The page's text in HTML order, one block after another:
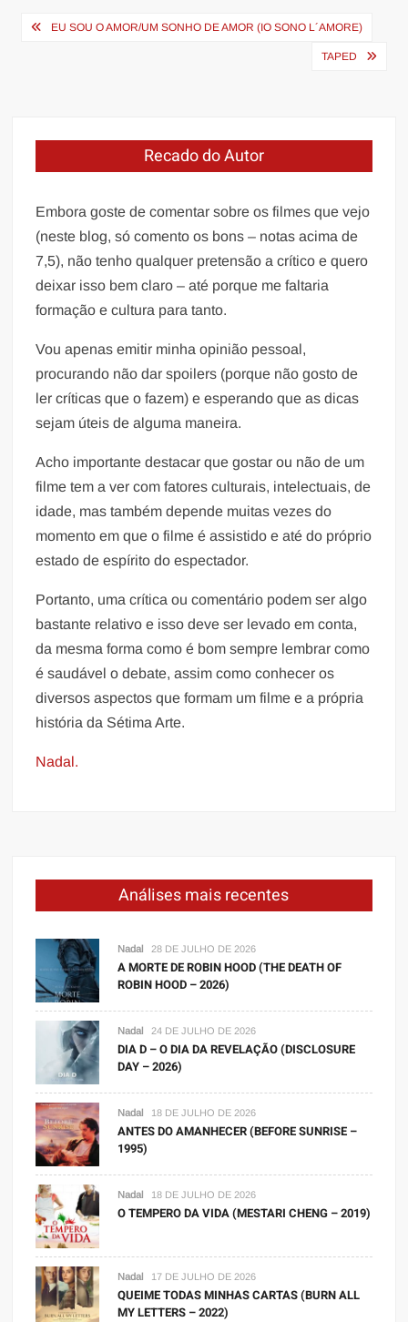
Navegação
EU SOU O AMOR/UM SONHO DE AMOR (IO SONO L´AMORE)
TAPED
Recado do Autor
Embora goste de comentar sobre os filmes que vejo
(neste blog, só comento os bons – notas acima de
7,5), não tenho qualquer pretensão a crítico e quero
deixar isso bem claro – até porque me faltaria
formação e cultura para tanto.
Vou apenas emitir minha opinião pessoal,
procurando não dar spoilers (porque não gosto de
ler críticas que o fazem) e esperando que as dicas
sejam úteis de alguma maneira.
Acho importante destacar que gostar ou não de um
filme tem a ver com fatores culturais, intelectuais, de
idade, mas também depende muitas vezes do
momento em que o filme é assistido e até do próprio
estado de espírito do espectador.
Portanto, uma crítica ou comentário podem ser algo
bastante relativo e isso deve ser levado em conta,
da mesma forma como é bom sempre lembrar como
é saudável o debate, assim como conhecer os
diversos aspectos que formam um filme e a própria
história da Sétima Arte.
Nadal.
Análises mais recentes
Nadal 28 DE JULHO DE 2026
A MORTE DE ROBIN HOOD (THE DEATH OF
ROBIN HOOD – 2026)
Nadal 24 DE JULHO DE 2026
DIA D – O DIA DA REVELAÇÃO (DISCLOSURE
DAY – 2026)
Nadal 18 DE JULHO DE 2026
ANTES DO AMANHECER (BEFORE SUNRISE –
1995)
Nadal 18 DE JULHO DE 2026
O TEMPERO DA VIDA (MESTARI CHENG – 2019)
Nadal 17 DE JULHO DE 2026
QUEIME TODAS MINHAS CARTAS (BURN ALL
MY LETTERS – 2022)